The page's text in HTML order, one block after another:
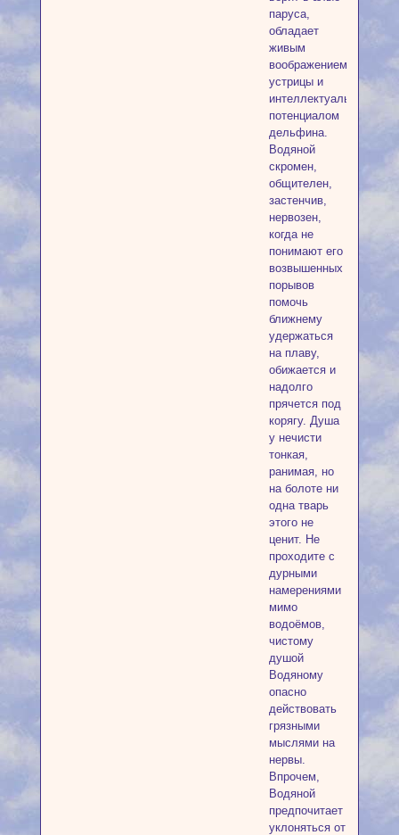
паруса,
обладает
живым
воображением
устрицы и
интеллектуальным
потенциалом
дельфина.
Водяной
скромен,
общителен,
застенчив,
нервозен,
когда не
понимают его
возвышенных
порывов
помочь
ближнему
удержаться
на плаву,
обижается и
надолго
прячется под
корягу. Душа
у нечисти
тонкая,
ранимая, но
на болоте ни
одна тварь
этого не
ценит. Не
проходите с
дурными
намерениями
мимо
водоёмов,
чистому
душой
Водяному
опасно
действовать
грязными
мыслями на
нервы.
Впрочем,
Водяной
предпочитает
уклоняться от